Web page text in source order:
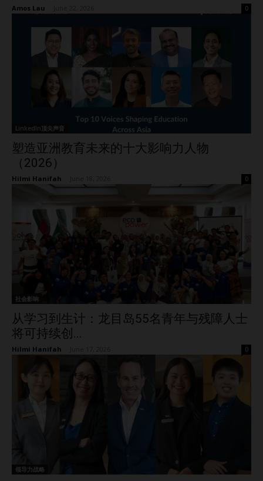
Amos Lau 0
LinkedIn顶尖声音
塑造亚洲教育未来的十大影响力人物
（2026）
Hilmi Hanifah 0
社会影响
从学习到生计：龙目岛55名青年与残障人士
将可持续创...
Hilmi Hanifah 0
领导力战略